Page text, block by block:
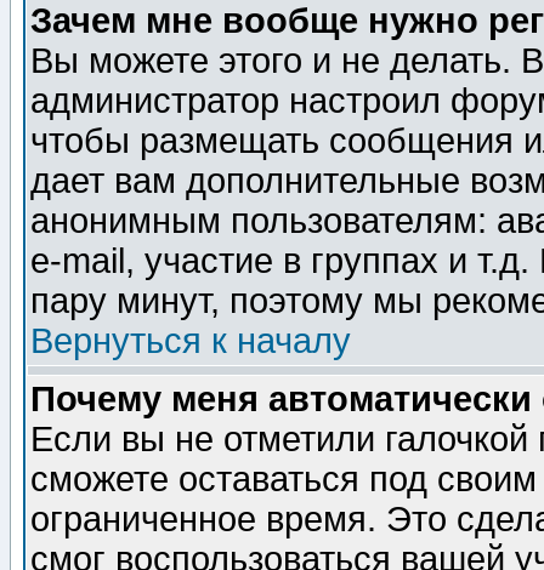
Зачем мне вообще нужно
Вы можете этого и не делать.
администратор настроил
чтобы размещать сообщения
дает вам дополнительные
анонимным пользователям:
e-mail, участие в группах и
пару минут, поэтому мы
Вернуться к началу
Почему меня автоматически
Если вы не отметили галочкой
сможете оставаться под
ограниченное время. Это
смог воспользоваться вашей